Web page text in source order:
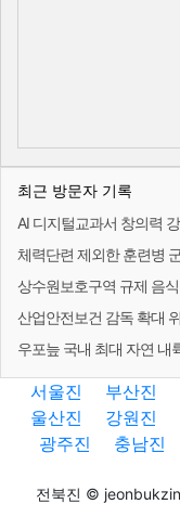
최근 방문자 기록
AI 디지털교과서 창의력
체력단련 제외한 훈련병
상수원보호구역 규제 음
산업안전보건 감독 확대
우포늪 국내 최대 자연 내
서울진 부산진
울산진
강원진
광주진
충남진
전북진 ©